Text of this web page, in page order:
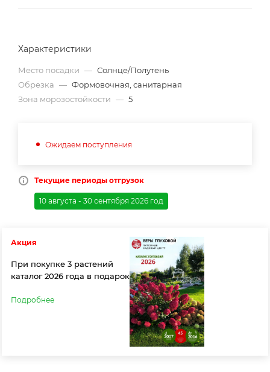
Характеристики
Место посадки — Солнце/Полутень
Обрезка — Формовочная, санитарная
Зона морозостойкости — 5
Ожидаем поступления
Текущие периоды отгрузок
10 августа - 30 сентября 2026 год
Акция
При покупке 3 растений
каталог 2026 года в подарок
Подробнее